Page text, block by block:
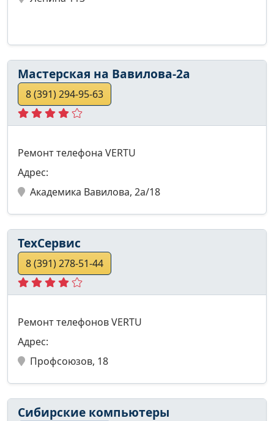
Мастерская на Вавилова-2а
8 (391) 294-95-63
Ремонт телефона VERTU
Адрес:
Академика Вавилова, 2а/18
ТехСервис
8 (391) 278-51-44
Ремонт телефонов VERTU
Адрес:
Профсоюзов, 18
Сибирские компьютеры